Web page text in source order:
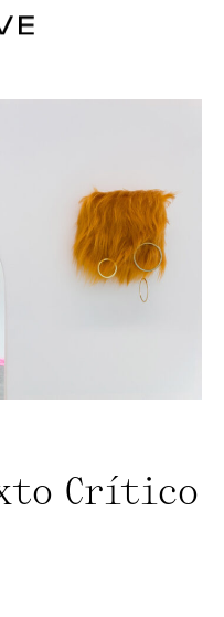
Crítico